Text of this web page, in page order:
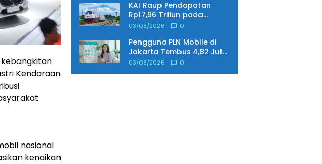
Kendaraan
nasional
kenaikan
Rp75,9 Triliun
KAI Raup Pendapatan
Rp17,96 Triliun pada
Semester I 2026, Laba
Persen
03/08/2026 0
Pengguna PLN Mobile di
Jakarta Tembus 4,82 Juta,
Transaksi Semester I 2026
03/08/2026 0